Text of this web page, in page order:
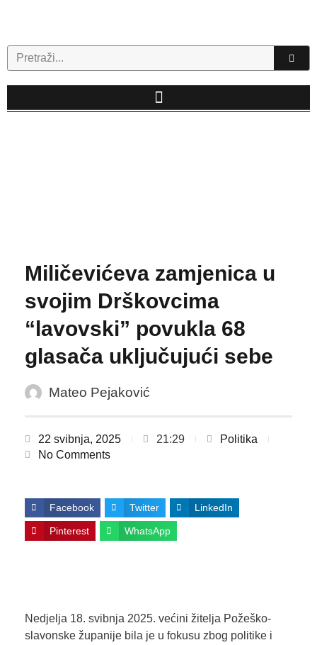
Search
Miličevićeva zamjenica u
svojim Drškovcima
“lavovski” povukla 68
glasača uključujući sebe
Mateo Pejaković
22 svibnja, 2025 21:29
Politika
No Comments
Facebook Twitter LinkedIn
Pinterest WhatsApp
Nedjelja 18. svibnja 2025. većini žitelja Požeško-
slavonske županije bila je u fokusu zbog politike i